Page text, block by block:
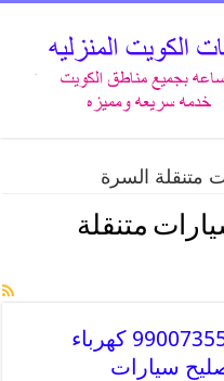
متنقلة السرة
متنقلة
بنشر متنقل | كراج السرة 99007355 كهرباء
سيارات